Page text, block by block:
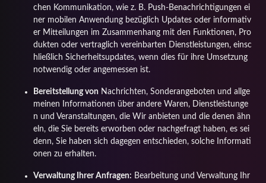
chen Kommunikation, wie z. B. Push-Benachrichtigungen ei
ner mobilen Anwendung bezüglich Updates oder informativ
er Mitteilungen im Zusammenhang mit den Funktionen, Pro
dukten oder vertraglich vereinbarten Dienstleistungen, einsc
hließlich Sicherheitsupdates, wenn dies für ihre Umsetzung
notwendig oder angemessen ist.
Bereitstellung von Nachrichten, Sonderangeboten und allge
meinen Informationen über andere Waren, Dienstleistunge
n und Veranstaltungen, die Wir anbieten und die denen ähn
eln, die Sie bereits erworben oder nachgefragt haben, es sei
denn, Sie haben sich dagegen entschieden, solche Informati
onen zu erhalten.
Verwaltung Ihrer Anfragen: Bearbeitung und Verwaltung Ihr